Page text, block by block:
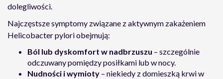
dolegliwości.
Najczęstsze symptomy związane z aktywnym zakażeniem
Helicobacter pylori obejmują:
Ból lub dyskomfort w nadbrzuszu – szczególnie
odczuwany pomiędzy posiłkami lub w nocy.
Nudności i wymioty – niekiedy z domieszką krwi w